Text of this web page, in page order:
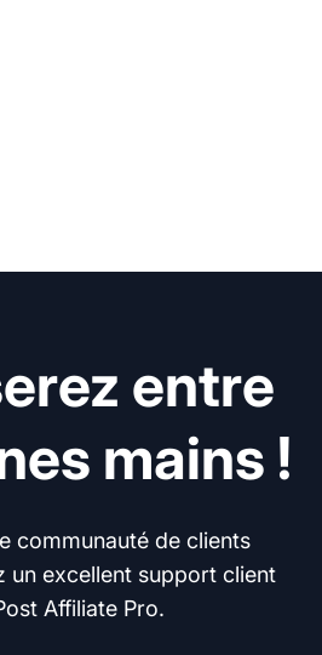
entre
mains !
communauté de clients
un excellent support client
Affiliate Pro.